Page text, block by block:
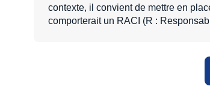
contexte, il convient de mettre en
comporterait un RACI (R :